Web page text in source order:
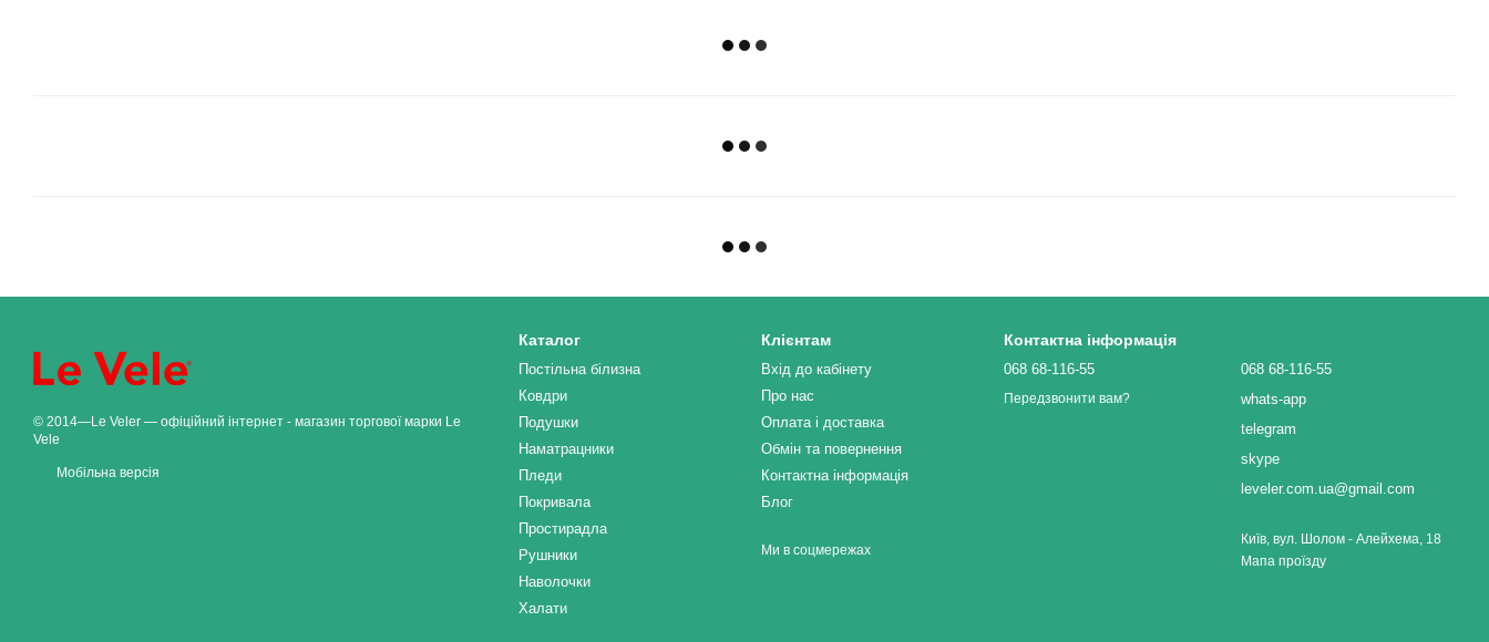
© 2014—Le Veler — офіційний інтернет - магазин торгової марки Le
Vele
Мобільна версія
Каталог
Постільна білизна
Ковдри
Подушки
Наматрацники
Пледи
Покривала
Простирадла
Рушники
Наволочки
Халати
Клієнтам
Вхід до кабінету
Про нас
Оплата і доставка
Обмін та повернення
Контактна інформація
Блог
Ми в соцмережах
Контактна інформація
068 68-116-55
Передзвонити вам?
068 68-116-55
whats-app
telegram
skype
leveler.com.ua@gmail.com
Київ, вул. Шолом - Алейхема, 18
Мапа проїзду